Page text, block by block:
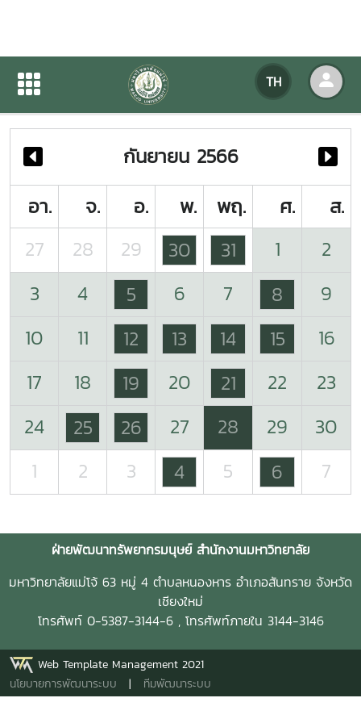
TH
ปฏิทินกิจกรรมของหน่วยงาน
ปฏิทินกิจกรรมของหน่วยงาน
กันยายน 2566
อา.
จ. อ. พ. พฤ. ศ.
ส.
27
28 29 30 31 1
2
3
4 5 6 7 8
9
10
11 12 13 14 15
16
17
18 19 20 21 22
23
24
25 26 27 28 29
30
1
2 3 4 5 6 7
ฝ่ายพัฒนาทรัพยากรมนุษย์ สำนักงานมหาวิทยาลัย
มหาวิทยาลัยแม่โจ้ 63 หมู่ 4 ตำบลหนองหาร อำเภอสันทราย จังหวัด
เชียงใหม่
โทรศัพท์ 0-5387-3144-6 , โทรศัพท์ภายใน 3144-3146
Web Template Management 2021
นโยบายการพัฒนาระบบ | ทีมพัฒนาระบบ